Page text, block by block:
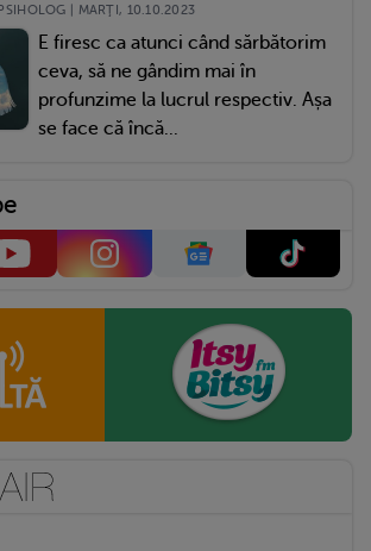
| MARŢI, 10.10.2023
E firesc ca atunci când sărbătorim
ceva, să ne gândim mai în
profunzime la lucrul respectiv. Așa
se face că încă...